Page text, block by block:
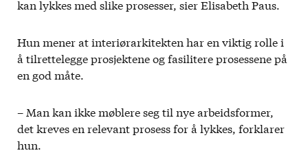
kan lykkes med slike prosesser, sier Elisabeth Paus.
Hun mener at interiørarkitekten har en viktig rolle i
å tilrettelegge prosjektene og fasilitere prosessene på
en god måte.
– Man kan ikke møblere seg til nye arbeidsformer,
det kreves en relevant prosess for å lykkes, forklarer
hun.